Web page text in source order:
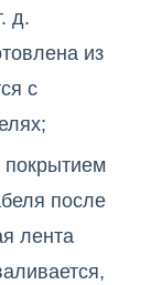
д.
из
с
после
лента